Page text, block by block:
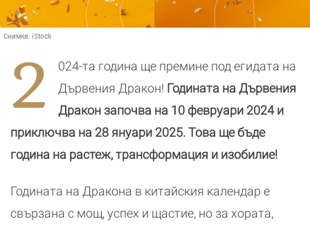
Снимка: iStock
2
024-та година ще премине под егидата на
Дървения Дракон! Годината на Дървения
Дракон започва на 10 февруари 2024 и
приключва на 28 януари 2025.Това ще бъде
година на растеж, трансформация и изобилие!
Годината на Дракона в китайския календар е
свързана с мощ, успех и щастие, но за хората,